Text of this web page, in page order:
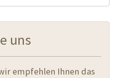
uns
empfehlen Ihnen das